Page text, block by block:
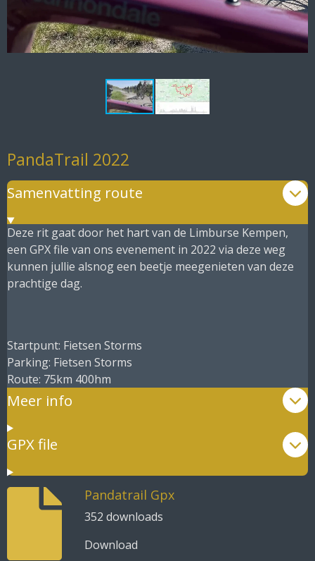
PandaTrail 2022
Samenvatting route
Deze rit gaat door het hart van de Limburse Kempen,
een GPX file van ons evenement in 2022 via deze weg
kunnen jullie alsnog een beetje meegenieten van deze
prachtige dag.
Startpunt: Fietsen Storms
Parking: Fietsen Storms
Route: 75km 400hm
Meer info
GPX file
Pandatrail Gpx
352 downloads
Download